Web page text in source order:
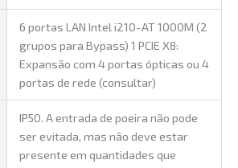
6 portas LAN Intel i210-AT 1000M (2
grupos para Bypass) 1 PCIE X8:
Expansão com 4 portas ópticas ou 4
portas de rede (consultar)
IP50. A entrada de poeira não pode
ser evitada, mas não deve estar
presente em quantidades que